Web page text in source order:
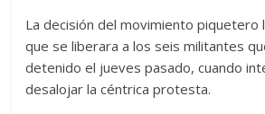
La decisión del movimiento piquetero
que se liberara a los seis militantes
detenido el jueves pasado, cuando
desalojar la céntrica protesta.